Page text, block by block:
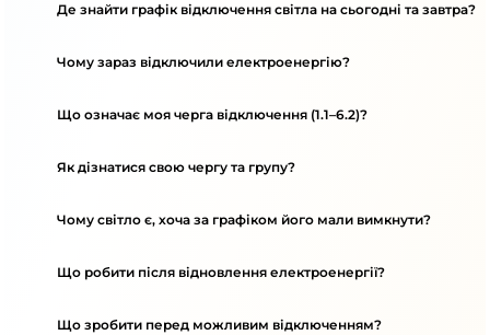
Де знайти графік відключення світла на сьогодні та завтра?
Чому зараз відключили електроенергію?
Що означає моя черга відключення (1.1–6.2)?
Як дізнатися свою чергу та групу?
Чому світло є, хоча за графіком його мали вимкнути?
Що робити після відновлення електроенергії?
Що зробити перед можливим відключенням?